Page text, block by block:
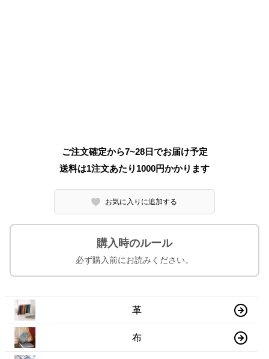
ご注文確定から7~28日でお届け予定
送料は1注文あたり 1000円かかります
お気に入りに追加する
購入時のルール
必ず購入前にお読みください。
革
布